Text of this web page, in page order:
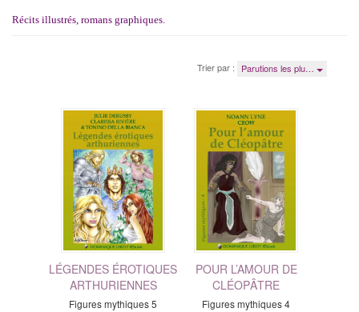
Récits illustrés, romans graphiques.
Trier par : Parutions les plu…
LÉGENDES ÉROTIQUES
ARTHURIENNES
Figures mythiques 5
POUR L’AMOUR DE
CLÉOPÂTRE
Figures mythiques 4